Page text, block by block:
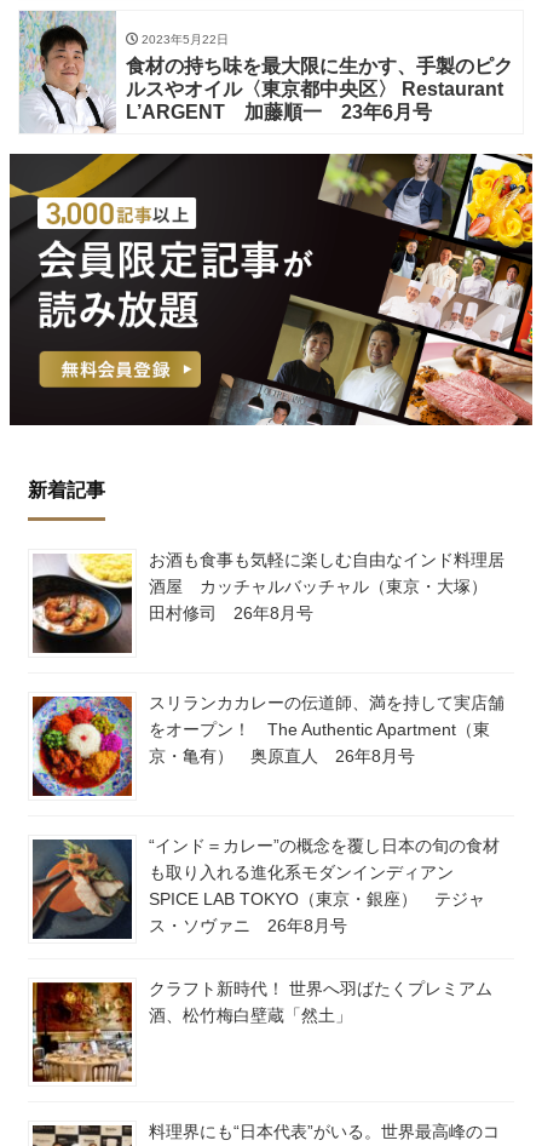
2023年5月22日
食材の持ち味を最大限に生かす、手製のピク
ルスやオイル〈東京都中央区〉 Restaurant
L’ARGENT 加藤順一 23年6月号
新着記事
お酒も食事も気軽に楽しむ自由なインド料理居
酒屋 カッチャルバッチャル（東京・大塚）
田村修司 26年8月号
スリランカカレーの伝道師、満を持して実店舗
をオープン！ The Authentic Apartment（東
京・亀有） 奥原直人 26年8月号
“インド＝カレー”の概念を覆し日本の旬の食材
も取り入れる進化系モダンインディアン
SPICE LAB TOKYO（東京・銀座） テジャ
ス・ソヴァニ 26年8月号
クラフト新時代！ 世界へ羽ばたくプレミアム
酒、松竹梅白壁蔵「然土」
料理界にも“日本代表”がいる。世界最高峰のコ